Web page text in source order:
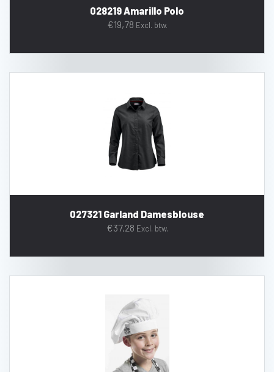
028219 Amarillo Polo
€19,78 Excl. btw.
027321 Garland Damesblouse
€37,28 Excl. btw.